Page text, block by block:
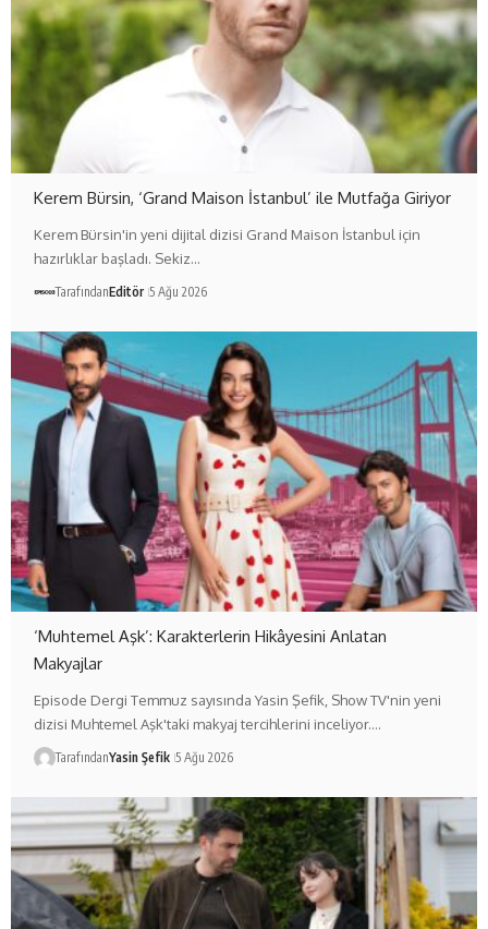
Kerem Bürsin, ‘Grand Maison İstanbul’ ile Mutfağa Giriyor
Kerem Bürsin'in yeni dijital dizisi Grand Maison İstanbul için
hazırlıklar başladı. Sekiz…
TarafındanEditör 5 Ağu 2026
‘Muhtemel Aşk’: Karakterlerin Hikâyesini Anlatan
Makyajlar
Episode Dergi Temmuz sayısında Yasin Şefik, Show TV'nin yeni
dizisi Muhtemel Aşk'taki makyaj tercihlerini inceliyor.…
TarafındanYasin Şefik 5 Ağu 2026